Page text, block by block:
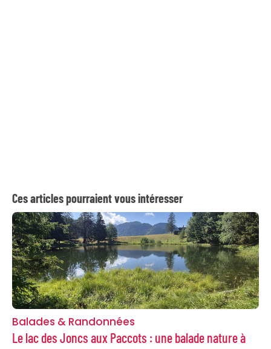
Ces articles pourraient vous intéresser
Balades & Randonnées
Le lac des Joncs aux Paccots : une balade nature à